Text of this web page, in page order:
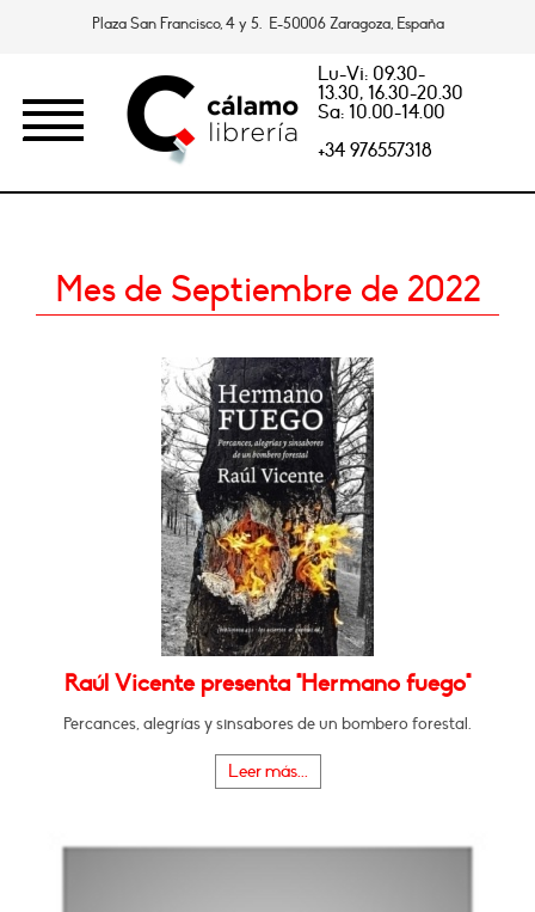
Plaza San Francisco, 4 y 5. E-50006 Zaragoza, España
Lu-Vi: 09.30-
13.30, 16.30-20.30
Sa: 10.00-14.00
+34 976557318
Mes de Septiembre de 2022
Raúl Vicente presenta "Hermano fuego"
Percances, alegrías y sinsabores de un bombero forestal.
Leer más...